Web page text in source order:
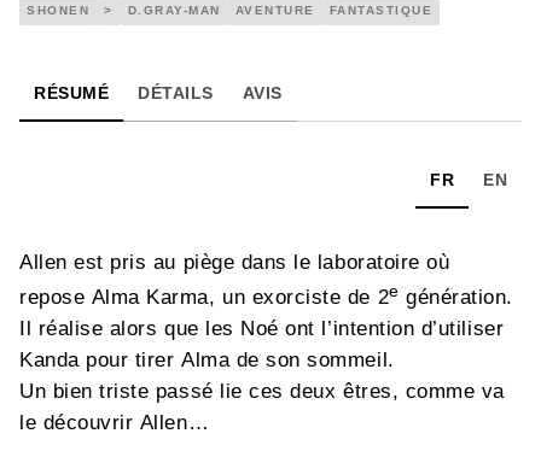
SHONEN > D.GRAY-MAN AVENTURE FANTASTIQUE
RÉSUMÉ DÉTAILS AVIS
FR EN
Allen est pris au piège dans le laboratoire où
repose Alma Karma, un exorciste de 2e génération.
Il réalise alors que les Noé ont l’intention d’utiliser
Kanda pour tirer Alma de son sommeil.
Un bien triste passé lie ces deux êtres, comme va
le découvrir Allen…